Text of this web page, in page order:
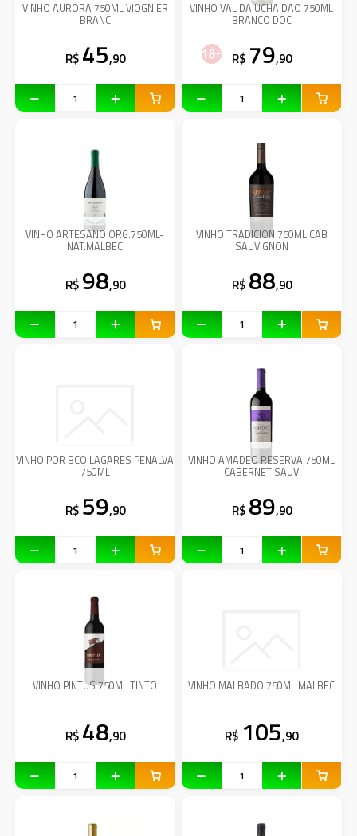
VINHO AURORA 750ML VIOGNIER
BRANC
R$ 45,90
VINHO VAL DA UCHA DAO 750ML
BRANCO DOC
R$ 79,90
VINHO ARTESANO ORG.750ML-
NAT.MALBEC
R$ 98,90
VINHO TRADICION 750ML CAB
SAUVIGNON
R$ 88,90
VINHO POR BCO LAGARES PENALVA
750ML
R$ 59,90
VINHO AMADEO RESERVA 750ML
CABERNET SAUV
R$ 89,90
VINHO PINTUS 750ML TINTO
R$ 48,90
VINHO MALBADO 750ML MALBEC
R$ 105,90